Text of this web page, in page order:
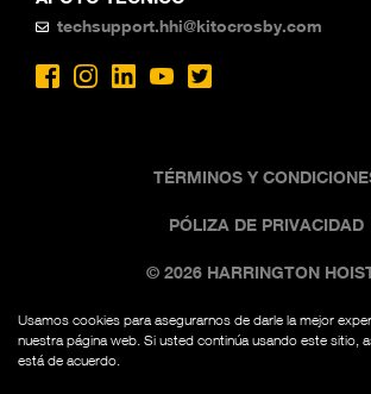
techsupport.hhi@kitocrosby.com
© 2026 HARRINGTON
TÉRMINOS Y
PÓLIZA DE PRIVACIDAD
La imagen comercial negra y amarilla es
registrada de Kito, Fed. Reg. No.
Usamos cookies para asegurarnos de darle la mejor
nuestra página web. Si usted continúa usando este sitio,
está de acuerdo.